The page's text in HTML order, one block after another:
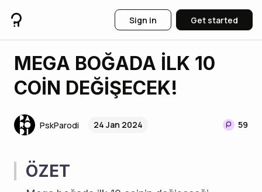
Sign in Get started
MEGA BOĞADA İLK 10
COİN DEĞİŞECEK!
PskParodi 24 Jan 2024 59
ÖZET